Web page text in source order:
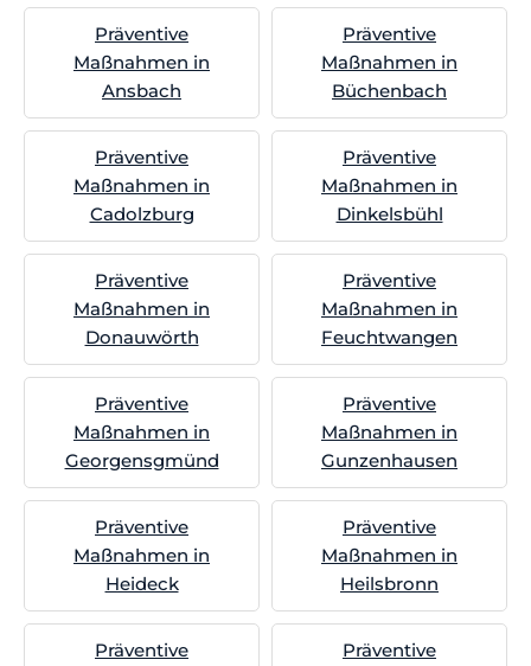
Präventive
Maßnahmen in
Ansbach
Präventive
Maßnahmen in
Büchenbach
Präventive
Maßnahmen in
Cadolzburg
Präventive
Maßnahmen in
Dinkelsbühl
Präventive
Maßnahmen in
Donauwörth
Präventive
Maßnahmen in
Feuchtwangen
Präventive
Maßnahmen in
Georgensgmünd
Präventive
Maßnahmen in
Gunzenhausen
Präventive
Maßnahmen in
Heideck
Präventive
Maßnahmen in
Heilsbronn
Präventive
Präventive